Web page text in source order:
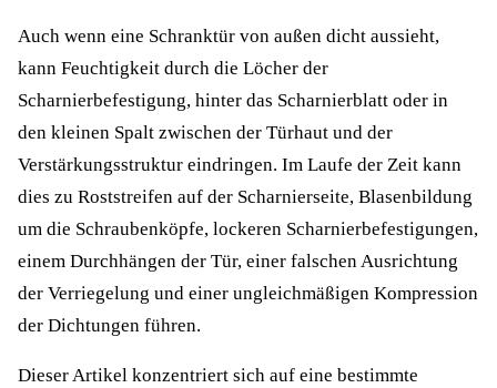
Auch wenn eine Schranktür von außen dicht aussieht,
kann Feuchtigkeit durch die Löcher der
Scharnierbefestigung, hinter das Scharnierblatt oder in
den kleinen Spalt zwischen der Türhaut und der
Verstärkungsstruktur eindringen. Im Laufe der Zeit kann
dies zu Roststreifen auf der Scharnierseite, Blasenbildung
um die Schraubenköpfe, lockeren Scharnierbefestigungen,
einem Durchhängen der Tür, einer falschen Ausrichtung
der Verriegelung und einer ungleichmäßigen Kompression
der Dichtungen führen.
Dieser Artikel konzentriert sich auf eine bestimmte